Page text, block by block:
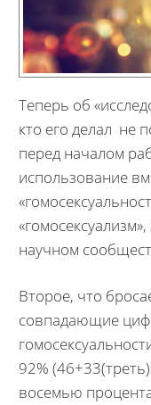
Теперь об
кто его делал не
перед началом
использование
научном
Второе, что
совпадающие
92%
восемью